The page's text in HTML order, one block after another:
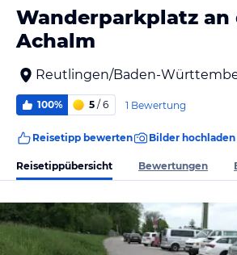
Wanderparkplatz an
Achalm
Reutlingen/Baden-
100% 5 / 6 1 Bewertung
Reisetipp bewerten Bilder hochladen
Reisetippübersicht Bewertungen